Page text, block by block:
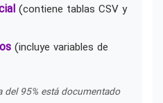
(contiene tablas CSV y
(incluye variables de
95% está documentado